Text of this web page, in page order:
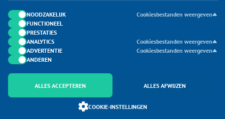
DUIJVELAAR E-COMMERCE
CONTACTEN
Onderdeel van Duijvelaar E-commerce
NOODZAKELIJK
Cookiesbestanden weergeven
FUNCTIONEEL
PRESTATIES
ANALYTICS
Cookiesbestanden weergeven
ADVERTENTIE
Cookiesbestanden weergeven
ANDEREN
ALLES ACCEPTEREN ALLES AFWIJZEN
COOKIE-INSTELLINGEN